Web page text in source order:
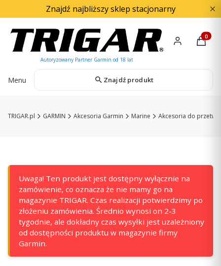
Znajdź najbliższy sklep stacjonarny
Menu Znajdź produkt
TRIGAR.pl GARMIN Akcesoria Garmin Marine Akcesoria do
Uwaga! Ten produkt jest dostępny wyłącznie na
zamówienie, co oznacza że nie mamy go na
magazynie TRIGAR. Czas realizacji potwierdzimy po
złożeniu zamówienia. Średnio wynosi on 2-3
tygodnie, ale dokładny czas wysyłki jest uzależniony
od dostępności produktu w magazynie firmy
Garmin.